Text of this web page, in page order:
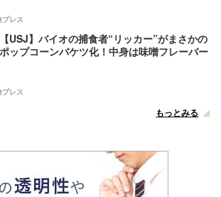
レス
【USJ】バイオの捕食者“リッカー”がまさかの
ポップコーンバケツ化！中身は味噌フレーバー
レス
もっとみる